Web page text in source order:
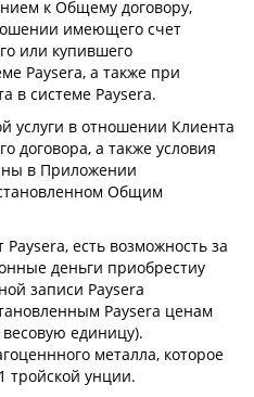
к Общему договору,
имеющего счет
или купившего
Paysera, а также при
в системе Paysera.
услуги в отношении Клиента
договора, а также условия
в Приложении
Общим
есть возможность за
деньги приобрестиу
записи Paysera
Paysera ценам
единицу).
металла, которое
тройской унции.